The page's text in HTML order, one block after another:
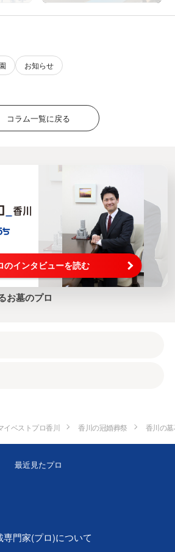
お知らせ
コラム一覧に戻る
のインタビューを読む
お墓のプロ
イベストプロ香川 香川の冠婚葬祭 香川の
最近見たプロ
専門家(プロ)について